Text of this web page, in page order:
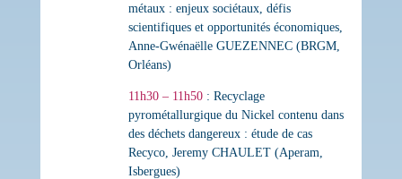
métaux : enjeux sociétaux, défis
scientifiques et opportunités économiques,
Anne-Gwénaëlle GUEZENNEC (BRGM,
Orléans)
11h30 – 11h50: Recyclage
pyrométallurgique du Nickel contenu dans
des déchets dangereux : étude de cas
Recyco, Jeremy CHAULET (Aperam,
Isbergues)